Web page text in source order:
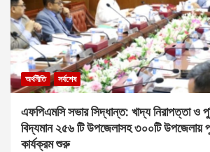
অর্থনীতি সর্বশেষ
এফপিএমসি সভার সিদ্ধান্ত: খাদ্য নিরাপত্তা ও
বিদ্যমান ২৫৬ টি উপজেলাসহ ৩০০টি উপজেলায়
কার্যক্রম শুরু